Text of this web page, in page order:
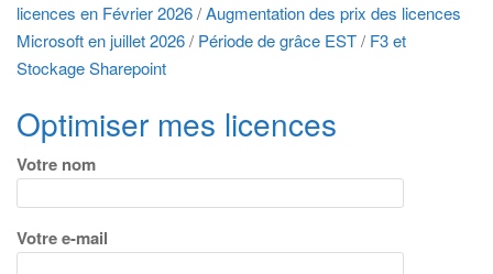
licences en Février 2026/Augmentation des prix des licences
Microsoft en juillet 2026/ Période de grâce EST/ F3 et
Stockage Sharepoint
Optimiser mes licences
Votre nom
Votre e-mail